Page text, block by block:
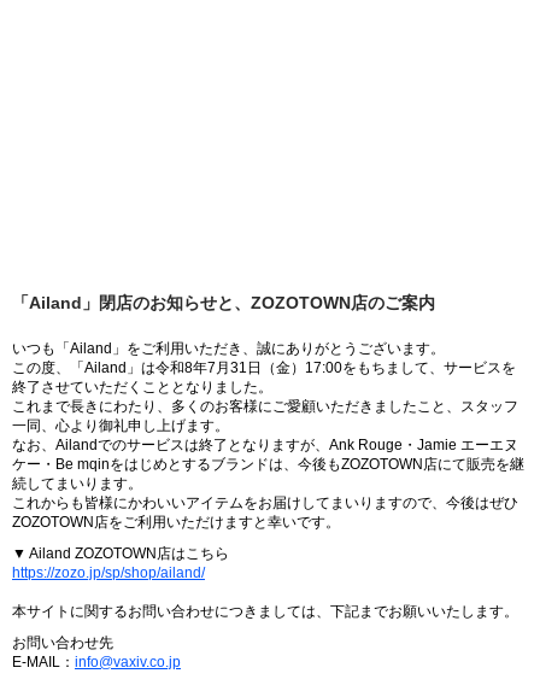
「Ailand」閉店のお知らせと、ZOZOTOWN店のご案内
いつも「Ailand」をご利用いただき、誠にありがとうございます。
この度、「Ailand」は令和8年7月31日（金）17:00をもちまして、サービスを
終了させていただくこととなりました。
これまで長きにわたり、多くのお客様にご愛顧いただきましたこと、スタッフ
一同、心より御礼申し上げます。
なお、Ailandでのサービスは終了となりますが、Ank Rouge・Jamie エーエヌ
ケー・Be mqinをはじめとするブランドは、今後もZOZOTOWN店にて販売を継
続してまいります。
これからも皆様にかわいいアイテムをお届けしてまいりますので、今後はぜひ
ZOZOTOWN店をご利用いただけますと幸いです。
▼ Ailand ZOZOTOWN店はこちら
https://zozo.jp/sp/shop/ailand/
本サイトに関するお問い合わせにつきましては、下記までお願いいたします。
お問い合わせ先
E-MAIL： info@vaxiv.co.jp